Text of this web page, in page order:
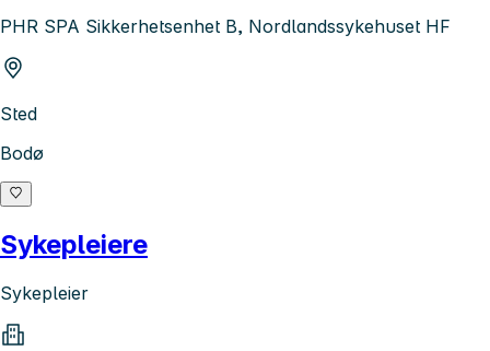
PHR SPA Sikkerhetsenhet B, Nordlandssykehuset HF
Sted
Bodø
Sykepleiere
Sykepleier